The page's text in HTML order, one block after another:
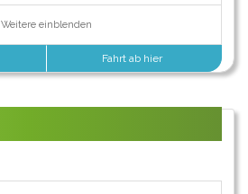
Weitere einblenden
Fahrt ab hier